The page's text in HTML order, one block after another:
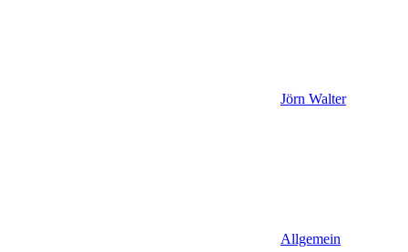
Jörn Walter
Allgemein